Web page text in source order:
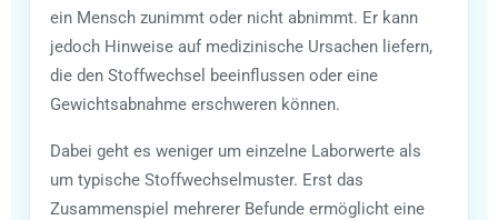
ein Mensch zunimmt oder nicht abnimmt. Er kann
jedoch Hinweise auf medizinische Ursachen liefern,
die den Stoffwechsel beeinflussen oder eine
Gewichtsabnahme erschweren können.
Dabei geht es weniger um einzelne Laborwerte als
um typische Stoffwechselmuster. Erst das
Zusammenspiel mehrerer Befunde ermöglicht eine